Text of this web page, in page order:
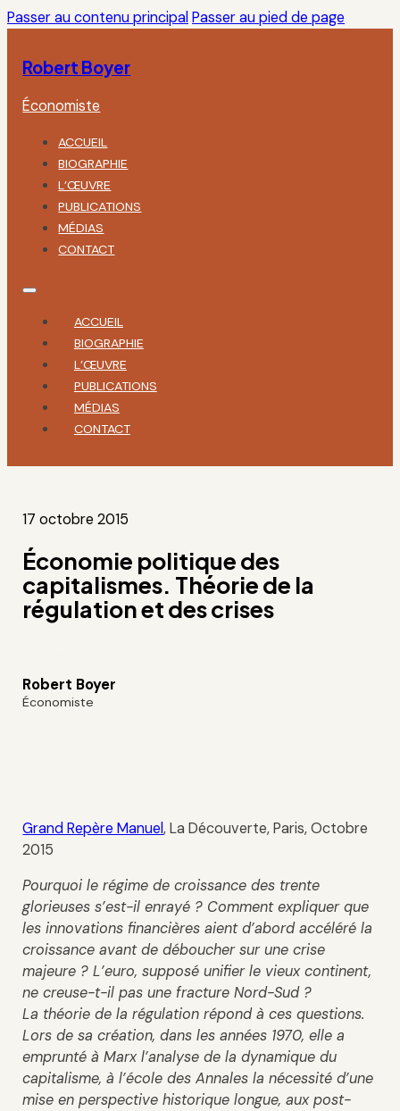
Passer au contenu principal Passer au pied de page
Robert Boyer
Économiste
ACCUEIL
BIOGRAPHIE
L’ŒUVRE
PUBLICATIONS
MÉDIAS
CONTACT
ACCUEIL
BIOGRAPHIE
L’ŒUVRE
PUBLICATIONS
MÉDIAS
CONTACT
17 octobre 2015
Économie politique des
capitalismes. Théorie de la
régulation et des crises
Robert Boyer
Économiste
Grand Repère Manuel, La Découverte, Paris, Octobre
2015
Pourquoi le régime de croissance des trente
glorieuses s’est-il enrayé ? Comment expliquer que
les innovations financières aient d’abord accéléré la
croissance avant de déboucher sur une crise
majeure ? L’euro, supposé unifier le vieux continent,
ne creuse-t-il pas une fracture Nord-Sud ?
La théorie de la régulation répond à ces questions.
Lors de sa création, dans les années 1970, elle a
emprunté à Marx l’analyse de la dynamique du
capitalisme, à l’école des Annales la nécessité d’une
mise en perspective historique longue, aux post-